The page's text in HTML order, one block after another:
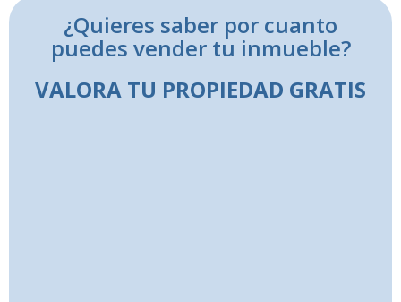
¿Quieres saber por cuanto
puedes vender tu inmueble?
VALORA TU PROPIEDAD GRATIS